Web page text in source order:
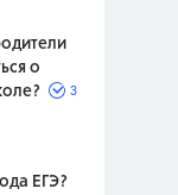
о
3
ЕГЭ?